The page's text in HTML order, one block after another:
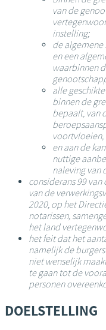
van de
instelling;
de algemene
en een
waarbinnen
alle
binnen de
bepaalt, van
voortvloeien,
en aan de
nuttige
naleving van
considerans 99
van de
2020, op het
notarissen,
het land
het feit dat het
namelijk de
niet wenselijk
te gaan tot de
personen
DOELSTELLING